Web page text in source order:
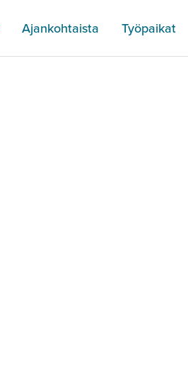
Ajankohtaista Työpaikat